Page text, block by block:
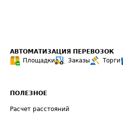
АВТОМАТИЗАЦИЯ ПЕРЕВОЗОК
Площадки
Заказы Торги
ПОЛЕЗНОЕ
Расчет расстояний